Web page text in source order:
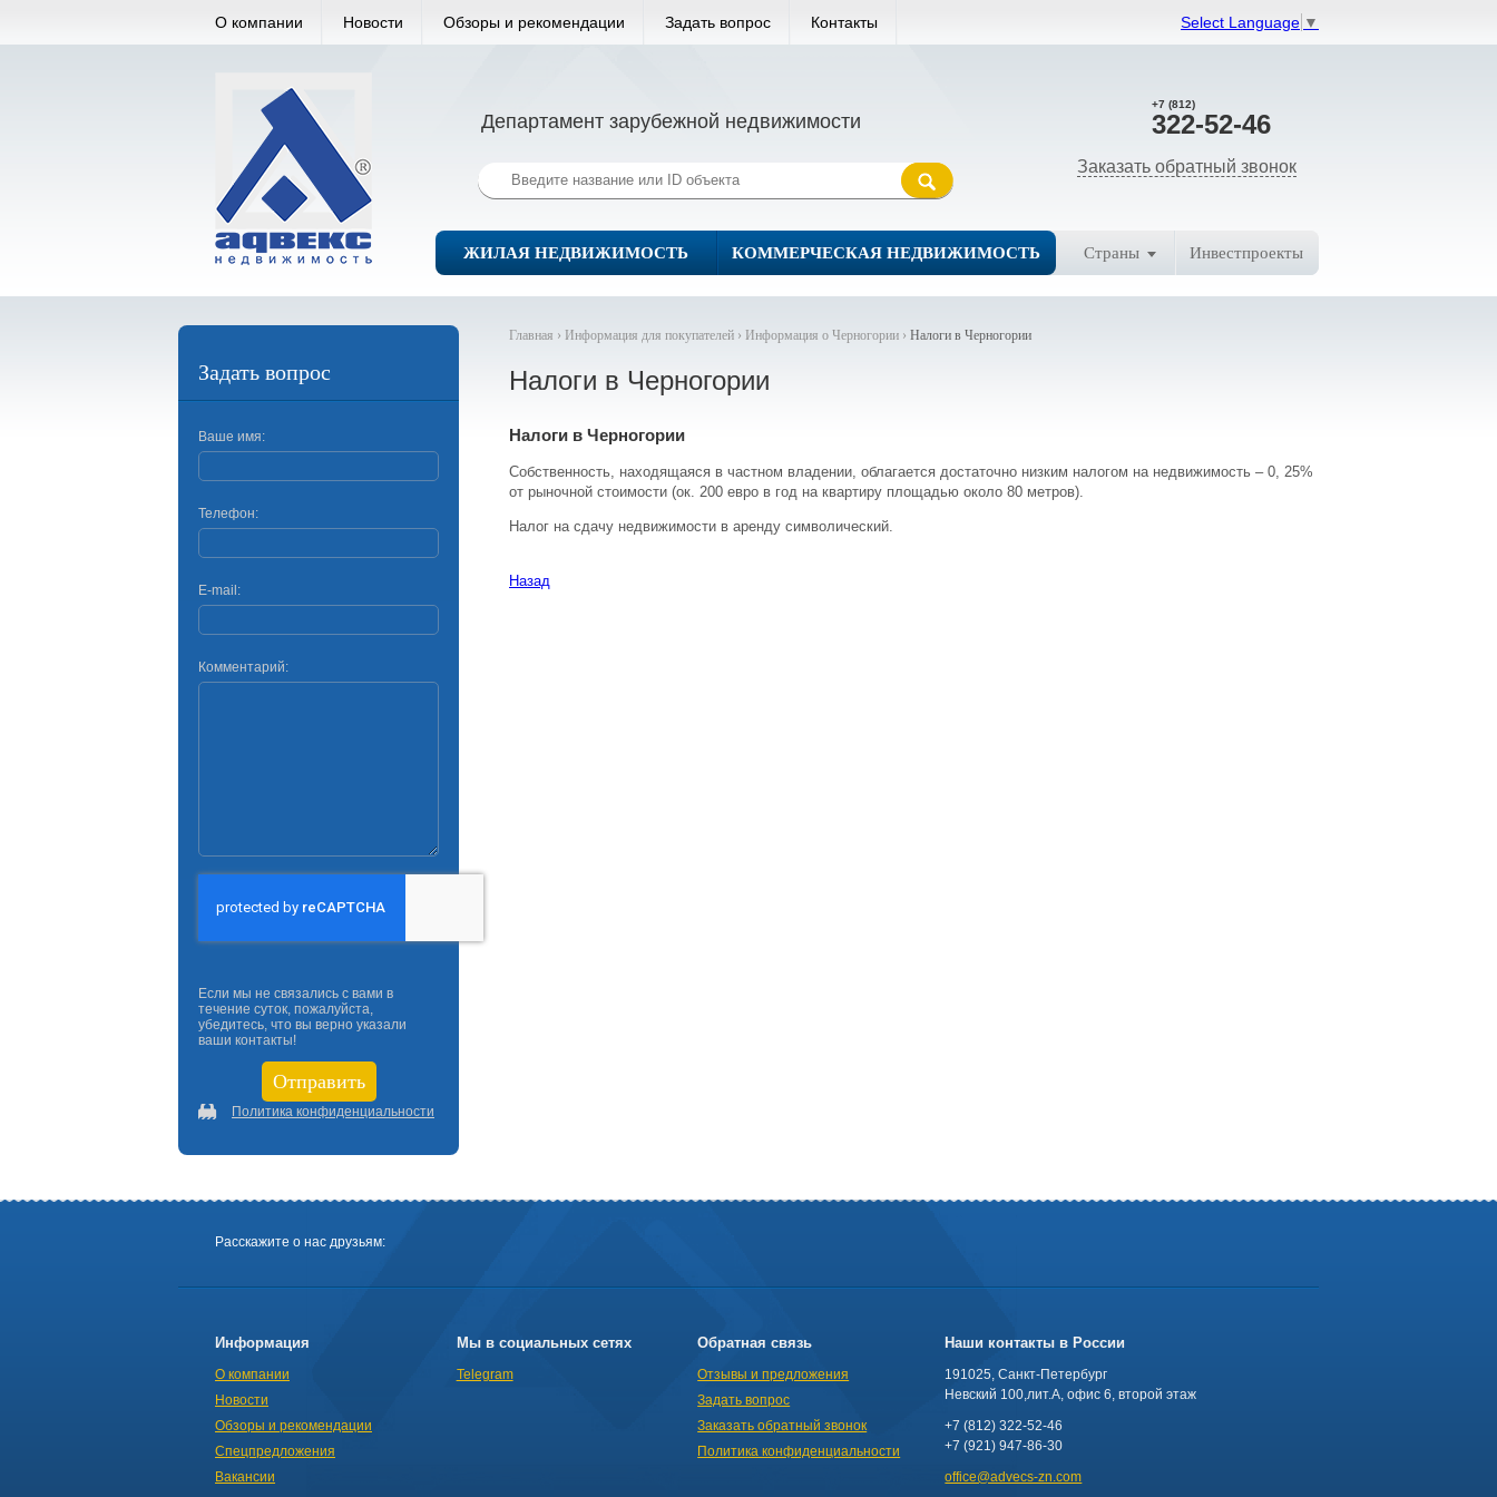
Select Language ▼
О компании Новости Обзоры и рекомендации Задать вопрос Контакты
+7 (812)
322-52-46
Заказать обратный звонок
Департамент зарубежной недвижимости
ЖИЛАЯ НЕДВИЖИМОСТЬ КОММЕРЧЕСКАЯ НЕДВИЖИМОСТЬ Страны Инвестпроекты
Главная › Информация для покупателей › Информация о Черногории › Налоги в Черногории
Налоги в Черногории
Налоги в Черногории
Собственность, находящаяся в частном владении, облагается достаточно низким налогом на недвижимость – 0, 25%
от рыночной стоимости (ок. 200 евро в год на квартиру площадью около 80 метров).
Налог на сдачу недвижимости в аренду символический.
Назад
Задать вопрос
Ваше имя:
Телефон:
E-mail:
Комментарий:
Если мы не связались с вами в
течение суток, пожалуйста,
убедитесь, что вы верно указали
ваши контакты!
Политика конфиденциальности
Расскажите о нас друзьям:
Информация
О компании
Новости
Обзоры и рекомендации
Спецпредложения
Вакансии
Мы в социальных сетях
Telegram
Обратная связь
Отзывы и предложения
Задать вопрос
Заказать обратный звонок
Политика конфиденциальности
Наши контакты в России
191025, Санкт-Петербург
Невский 100,лит.А, офис 6, второй этаж
+7 (812) 322-52-46
+7 (921) 947-86-30
office@advecs-zn.com